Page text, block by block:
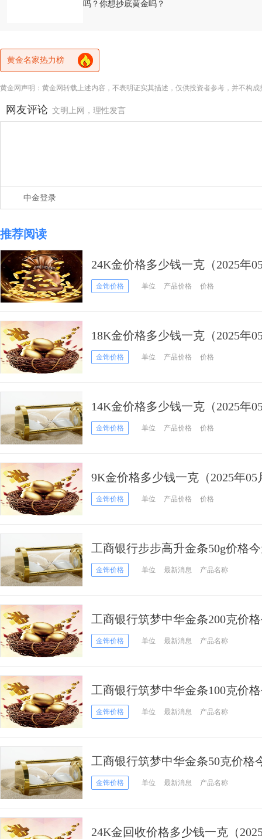
吗？你想抄底黄金吗？
黄金名家热力榜
黄金网声明：黄金网转载上述内容，不表明证实其描述，仅供投资者参考，并不构
网友评论 文明上网，理性发言
中金登录
推荐阅读
24K金价格多少钱一克（2025年
金饰价格 单位 产品价格 价格
18K金价格多少钱一克（2025年
金饰价格 单位 产品价格 价格
14K金价格多少钱一克（2025年
金饰价格 单位 产品价格 价格
9K金价格多少钱一克（2025年05
金饰价格 单位 产品价格 价格
工商银行步步高升金条50g价格
月04日）
金饰价格 单位 最新消息 产品名称
工商银行筑梦中华金条200克价
05月04日）
金饰价格 单位 最新消息 产品名称
工商银行筑梦中华金条100克价
05月04日）
金饰价格 单位 最新消息 产品名称
工商银行筑梦中华金条50克价格
月04日）
金饰价格 单位 最新消息 产品名称
24K金回收价格多少钱一克（